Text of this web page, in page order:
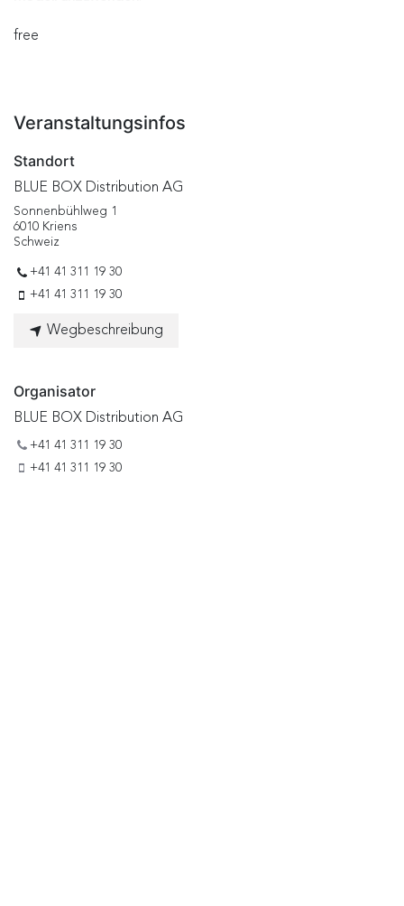
free
Veranstaltungsinfos
Standort
BLUE BOX Distribution AG
Sonnenbühlweg 1
6010 Kriens
Schweiz
+41 41 311 19 30
+41 41 311 19 30
Wegbeschreibung
Organisator
BLUE BOX Distribution AG
+41 41 311 19 30
+41 41 311 19 30